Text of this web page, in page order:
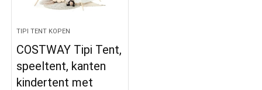
TIPI TENT KOPEN
COSTWAY Tipi Tent,
speeltent, kanten
kindertent met